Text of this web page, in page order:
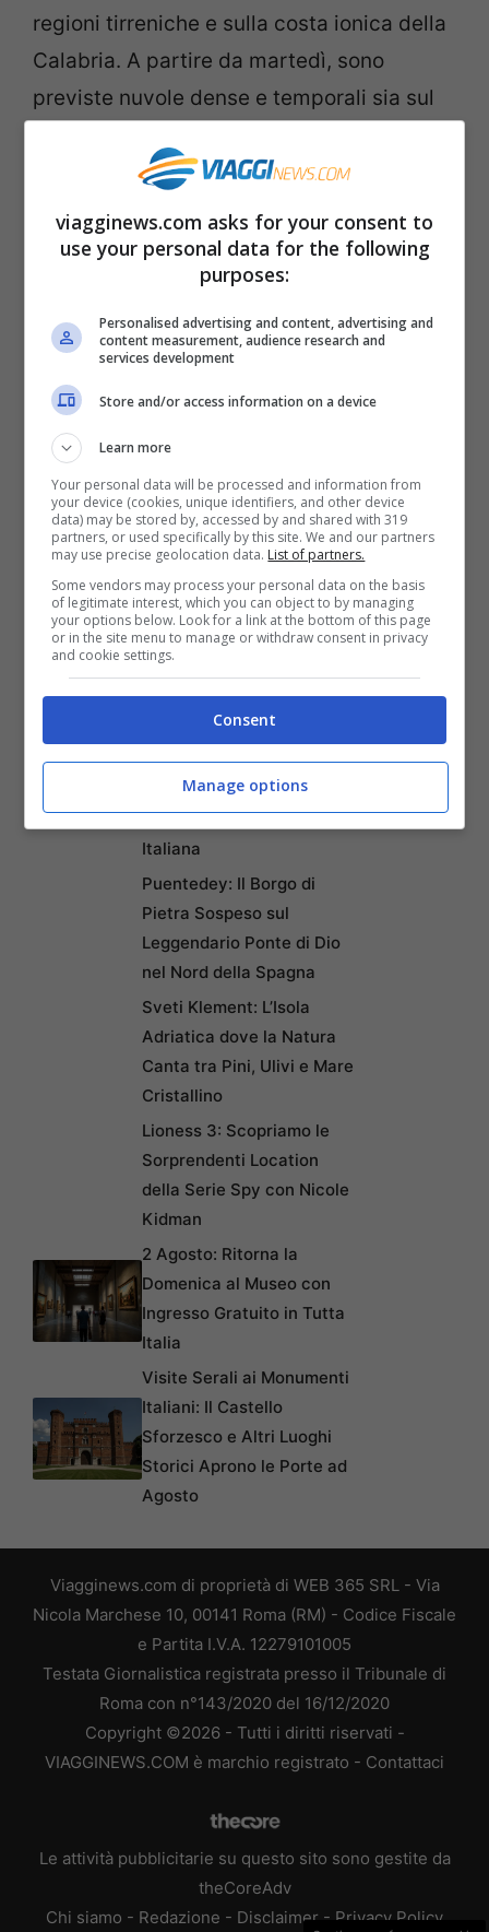
regioni tirreniche e sulla costa ionica della
Calabria. A partire da martedì, sono
previste nuvole dense e temporali sia sul
serata, è prevista neve sopra ai 1800 m.
Tra mercoledì e venerdì la situazione
potrebbe migliorare e potrebbero
verificarsi temporali pomeridiani
soprattutto nel centro nord. Durante il fine
settimana, l’Italia sarà investita da una
nuova ondata di aria fredda che dovrebbe
portare pioggia nelle regioni del centro-
sud della penisola e vento forte a nord.
ulteriori info sul meteo, clicca qui.
Articoli recentiNapoli tra le Top 10 Città
Mondiali per il Workcation
2026: Cultura, Cibo e
Trasporti Efficiente la
Rendono la Favorita
Italiana
Puentedey: Il Borgo di
Pietra Sospeso sul
Leggendario Ponte di Dio
nel Nord della Spagna
Sveti Klement: L’Isola
Adriatica dove la Natura
Canta tra Pini, Ulivi e Mare
Cristallino
Lioness 3: Scopriamo le
Sorprendenti Location
della Serie Spy con Nicole
Kidman
2 Agosto: Ritorna la
Domenica al Museo con
Ingresso Gratuito in Tutta
Italia
Visite Serali ai Monumenti
Italiani: Il Castello
Sforzesco e Altri Luoghi
Storici Aprono le Porte ad
Agosto
Viagginews.com di proprietà di WEB 365 SRL - Via
Nicola Marchese 10, 00141 Roma (RM) - Codice Fiscale
e Partita I.V.A. 12279101005
Testata Giornalistica registrata presso il Tribunale di
Roma con n°143/2020 del 16/12/2020
Copyright ©2026 - Tutti i diritti riservati -
VIAGGINEWS.COM è marchio registrato - Contattaci
Le attività pubblicitarie su questo sito sono gestite da
theCoreAdv
Chi siamo - Redazione - Disclaimer - Privacy Policy
viagginews.com asks for your consent to
use your personal data for the following
purposes:
Personalised advertising and content, advertising and
content measurement, audience research and
services development
Store and/or access information on a device
Learn more
Your personal data will be processed and information from
your device (cookies, unique identifiers, and other device
data) may be stored by, accessed by and shared with 319
partners, or used specifically by this site. We and our partners
may use precise geolocation data. List of partners.
Some vendors may process your personal data on the basis
of legitimate interest, which you can object to by managing
your options below. Look for a link at the bottom of this page
or in the site menu to manage or withdraw consent in privacy
and cookie settings.
Consent
Manage options